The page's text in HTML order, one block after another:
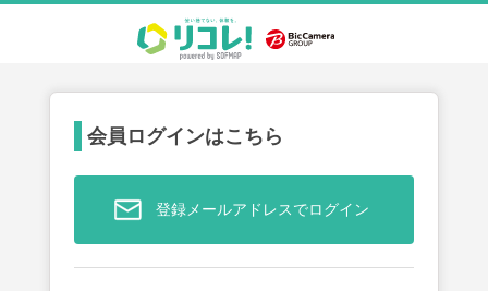
会員ログインはこちら
登録メールアドレスでログイン